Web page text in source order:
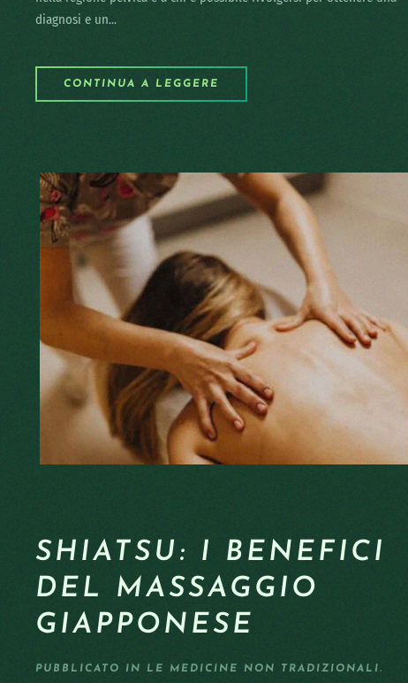
diagnosi e un...
CONTINUA A LEGGERE
SHIATSU: I BENEFICI
DEL MASSAGGIO
GIAPPONESE
PUBBLICATO IN LE MEDICINE NON TRADIZIONALI.